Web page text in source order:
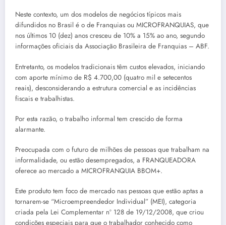
Neste contexto, um dos modelos de negócios típicos mais
difundidos no Brasil é o de Franquias ou MICROFRANQUIAS, que
nos últimos 10 (dez) anos cresceu de 10% a 15% ao ano, segundo
informações oficiais da Associação Brasileira de Franquias – ABF.
Entretanto, os modelos tradicionais têm custos elevados, iniciando
com aporte mínimo de R$ 4.700,00 (quatro mil e setecentos
reais), desconsiderando a estrutura comercial e as incidências
fiscais e trabalhistas.
Por esta razão, o trabalho informal tem crescido de forma
alarmante.
Preocupada com o futuro de milhões de pessoas que trabalham na
informalidade, ou estão desempregados, a FRANQUEADORA
oferece ao mercado a MICROFRANQUIA BBOM+.
Este produto tem foco de mercado nas pessoas que estão aptas a
tornarem-se “Microempreendedor Individual” (MEI), categoria
criada pela Lei Complementar nº 128 de 19/12/2008, que criou
condições especiais para que o trabalhador conhecido como